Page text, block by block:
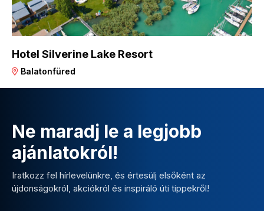
Hotel Silverine Lake Resort
Balatonfüred
Ne maradj le a legjobb
ajánlatokról!
Iratkozz fel hírlevelünkre, és értesülj elsőként az
újdonságokról, akciókról és inspiráló úti tippekről!